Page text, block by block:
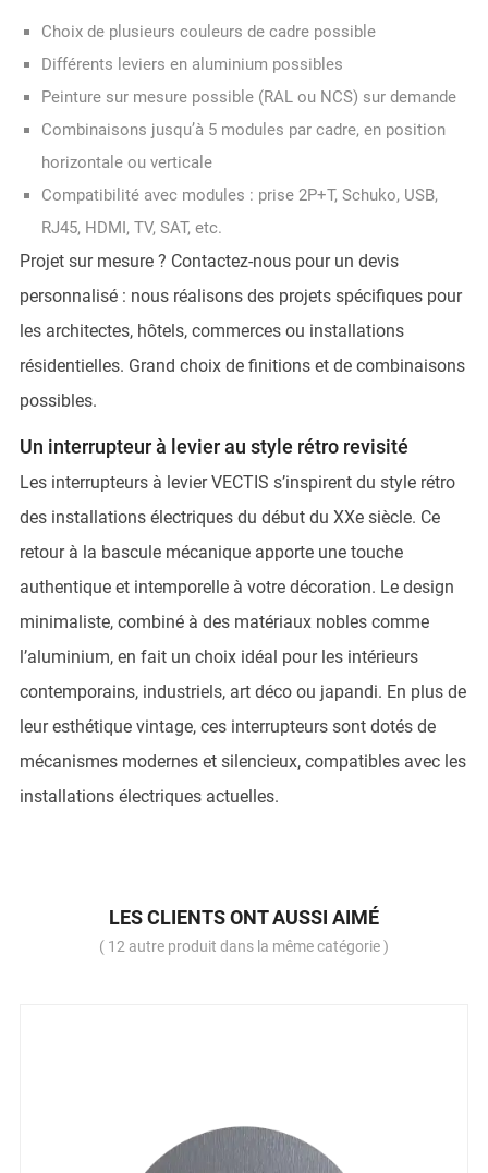
Choix de plusieurs couleurs de cadre possible
Différents leviers en aluminium possibles
Peinture sur mesure possible (RAL ou NCS) sur demande
Combinaisons jusqu’à 5 modules par cadre, en position
horizontale ou verticale
Compatibilité avec modules : prise 2P+T, Schuko, USB,
RJ45, HDMI, TV, SAT, etc.
Projet sur mesure ? Contactez-nous pour un devis
personnalisé : nous réalisons des projets spécifiques pour
les architectes, hôtels, commerces ou installations
résidentielles. Grand choix de finitions et de combinaisons
possibles.
Un interrupteur à levier au style rétro revisité
Les interrupteurs à levier VECTIS s’inspirent du style rétro
des installations électriques du début du XXe siècle. Ce
retour à la bascule mécanique apporte une touche
authentique et intemporelle à votre décoration. Le design
minimaliste, combiné à des matériaux nobles comme
l’aluminium, en fait un choix idéal pour les intérieurs
contemporains, industriels, art déco ou japandi. En plus de
leur esthétique vintage, ces interrupteurs sont dotés de
mécanismes modernes et silencieux, compatibles avec les
installations électriques actuelles.
LES CLIENTS ONT AUSSI AIMÉ
( 12 autre produit dans la même catégorie )